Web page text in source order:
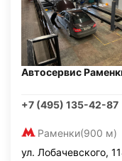
Автосервис
+7 (495) 135-42-87
Раменки(900 м)
ул. Лобачевского,